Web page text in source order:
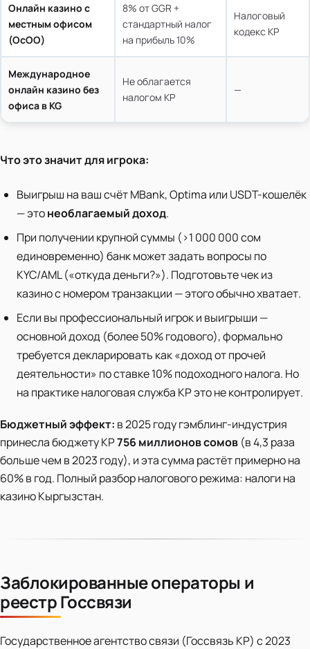
Онлайн казино с
местным офисом
(ОсОО)
8% от GGR +
стандартный налог
на прибыль 10%
Налоговый
кодекс КР
Международное
онлайн казино без
офиса в KG
Не облагается
налогом КР
—
Что это значит для игрока:
Выигрыш на ваш счёт MBank, Optima или USDT-кошелёк
— этонеоблагаемый доход.
При получении крупной суммы (>1 000 000 сом
единовременно) банк может задать вопросы по
KYC/AML («откуда деньги?»). Подготовьте чек из
казино с номером транзакции — этого обычно хватает.
Если вы профессиональный игрок и выигрыши —
основной доход (более 50% годового), формально
требуется декларировать как «доход от прочей
деятельности» по ставке 10% подоходного налога. Но
на практике налоговая служба КР это не контролирует.
Бюджетный эффект: в 2025 году гэмблинг-индустрия
принесла бюджету КР756 миллионов сомов (в 4,3 раза
больше чем в 2023 году), и эта сумма растёт примерно на
60% в год. Полный разбор налогового режима: налоги на
казино Кыргызстан.
Заблокированные операторы и
реестр Госсвязи
Государственное агентство связи (Госсвязь КР) с 2023